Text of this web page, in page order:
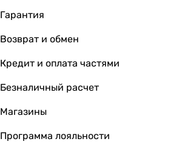
решетка
решетка
решетка
решетка
решетка
решетка
Гарантия
Возврат и обмен
Кредит и оплата частями
Безналичный расчет
Магазины
Программа лояльности